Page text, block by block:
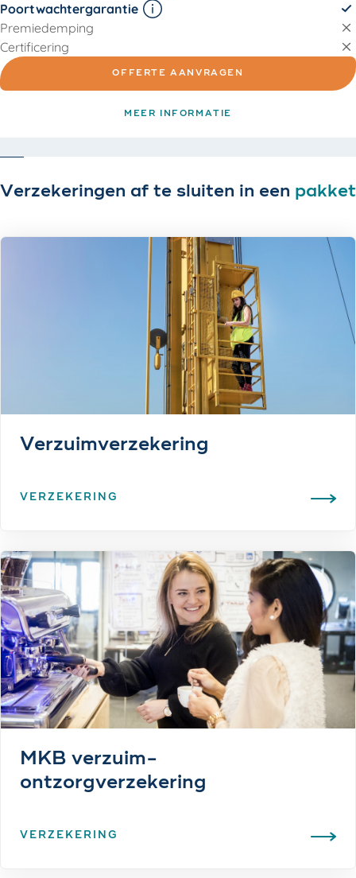
Poortwachtergarantie
Premiedemping
Certificering
OFFERTE AANVRAGEN
MEER INFORMATIE
Verzekeringen af te sluiten in een pakket
Verzuimverzekering
VERZEKERING
MKB verzuim-
ontzorgverzekering
VERZEKERING